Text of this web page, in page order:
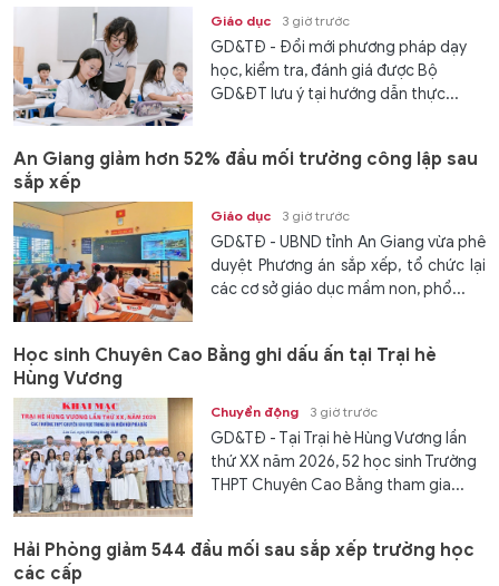
Giáo dục 3 giờ trước
GD&TĐ - Đổi mới phương pháp dạy
học, kiểm tra, đánh giá được Bộ
GD&ĐT lưu ý tại hướng dẫn thực...
An Giang giảm hơn 52% đầu mối trường công lập sau
sắp xếp
Giáo dục 3 giờ trước
GD&TĐ - UBND tỉnh An Giang vừa phê
duyệt Phương án sắp xếp, tổ chức lại
các cơ sở giáo dục mầm non, phổ...
Học sinh Chuyên Cao Bằng ghi dấu ấn tại Trại hè
Hùng Vương
Chuyển động 3 giờ trước
GD&TĐ - Tại Trại hè Hùng Vương lần
thứ XX năm 2026, 52 học sinh Trường
THPT Chuyên Cao Bằng tham gia...
Hải Phòng giảm 544 đầu mối sau sắp xếp trường học
các cấp